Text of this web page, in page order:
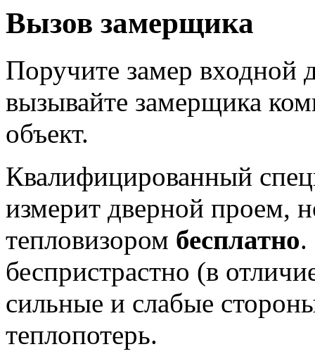
Вызов замерщика
Поручите замер входной
вызывайте замерщика
объект.
Квалифицированный
измерит дверной проем,
тепловизором бесплатно.
беспристрастно (в
сильные и слабые
теплопотерь.